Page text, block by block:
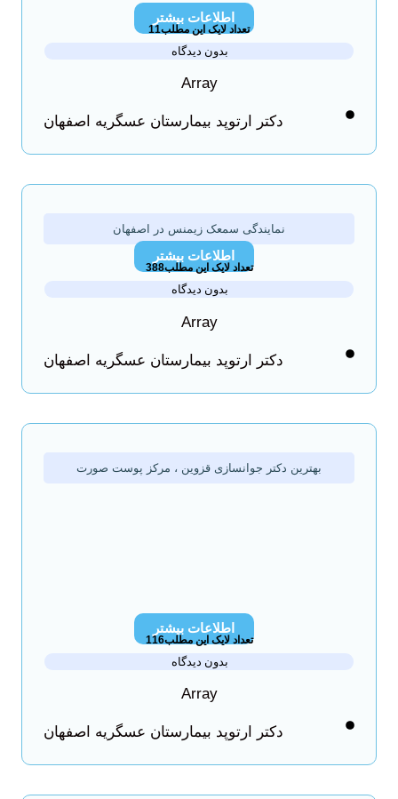
اطلاعات بیشتر
تعداد لایک این مطلب11
بدون دیدگاه
دکتر ارتوپد بیمارستان عسگریه اصفهان
نمایندگی سمعک زیمنس در اصفهان
اطلاعات بیشتر
تعداد لایک این مطلب388
بدون دیدگاه
دکتر ارتوپد بیمارستان عسگریه اصفهان
بهترین دکتر جوانسازی قزوین ، مرکز پوست صورت
اطلاعات بیشتر
تعداد لایک این مطلب116
بدون دیدگاه
دکتر ارتوپد بیمارستان عسگریه اصفهان